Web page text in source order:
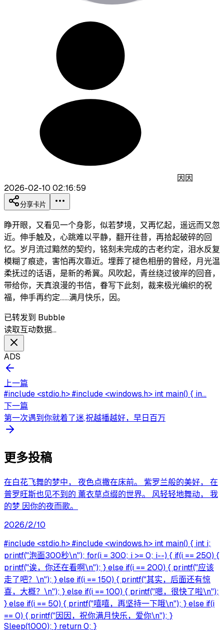
因因
2026-02-10 02:16:59
分享卡片
睁开眼，又看见一个身影，似若梦境，又再忆起，遥远而又忽
近。伸手触及，心跳难以平静，翻开往昔，再拾起破碎的回
忆。岁月流过黯然的契约，铭刻未完成的古老约定，泪水反复
模糊了痕迹，害怕再次靠近。埋葬了褪色相册的曾经，月光温
柔抚过的话语，是新的希冀。风吹起，青丝绕过彼岸的回音，
带给你，天真浪漫的书信，眷写下此刻，裁来极光编织的祝
福，伸手再约定……满月快乐，因。
已转发到 Bubble
读取互动数据…
ADS
上一篇
#include <stdio.h> #include <windows.h> int main() { in...
下一篇
第一次遇到你就着了迷,祝越播越好，早日百万
更多投稿
在白花飞舞的梦中， 夜色点撒在床前。 紫罗兰般的美好， 在
普罗旺斯也见不到的 薰衣草点缀的世界。 风轻轻地舞动， 我
的梦 因你的夜而歌。
2026/2/10
#include <stdio.h> #include <windows.h> int main() { int i;
printf("泡面300秒\n"); for(i = 300; i >= 0; i--) { if(i == 250) {
printf("诶，你还在看啊\n"); } else if(i == 200) { printf("应该
走了吧？\n"); } else if(i == 150) { printf("其实，后面还有惊
喜，大概？\n"); } else if(i == 100) { printf("嗯，很快了啦\n");
} else if(i == 50) { printf("嘻嘻，再坚持一下哦\n"); } else if(i
== 0) { printf("因因，祝你满月快乐，爱你\n"); }
Sleep(1000); } return 0; }